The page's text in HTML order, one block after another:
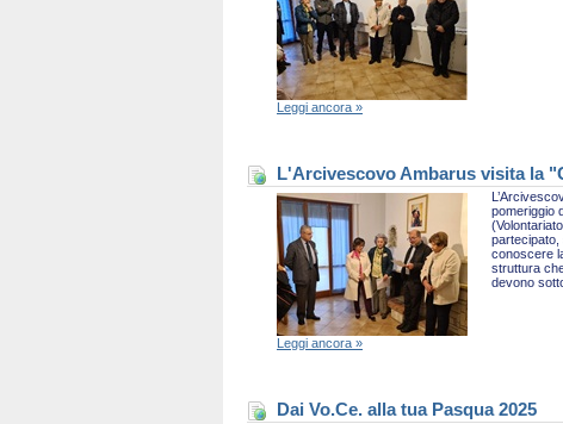
Leggi ancora »
L'Arcivescovo Ambarus visita la
pomeriggio
partecipato,
conoscere
struttura
devono
Leggi ancora »
Dai Vo.Ce. alla tua Pasqua 2025